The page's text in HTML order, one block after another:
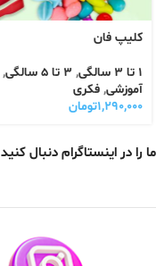
کلیپ فان
1 تا 3 سالگی , 3 تا 5 سالگی
,
آموزشی, فکری
۱,۲۹۰,۰۰۰تومان
ما را در اینستاگرام دنبال کنید